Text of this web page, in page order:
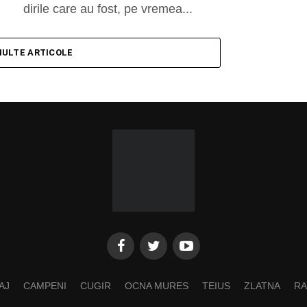
dirile care au fost, pe vremea...
ARTICOLE
CAMPENI CUGIR OCNA MURES TEIUS ZLATNA